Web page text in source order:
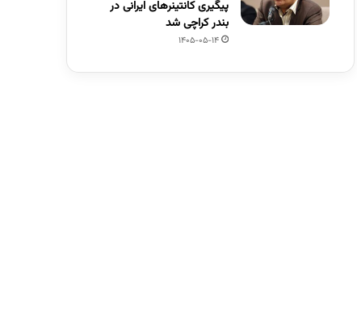
پیگیری کانتینرهای ایرانی در
بندر کراچی شد
1405-05-14